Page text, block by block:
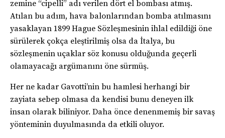
zemine “cipelli” adı verilen dört el bombası atmış.
Atılan bu adım, hava balonlarından bomba atılmasını
yasaklayan 1899 Hague Sözleşmesinin ihlal edildiği öne
sürülerek çokça eleştirilmiş olsa da İtalya, bu
sözleşmenin uçaklar söz konusu olduğunda geçerli
olamayacağı argümanını öne sürmüş.
Her ne kadar Gavotti’nin bu hamlesi herhangi bir
zayiata sebep olmasa da kendisi bunu deneyen ilk
insan olarak biliniyor. Daha önce denenmemiş bir savaş
yönteminin duyulmasında da etkili oluyor.